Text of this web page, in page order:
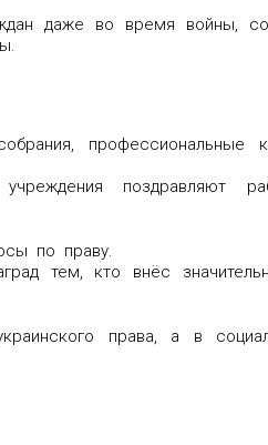
даже во время войны,
профессиональные
поздравляют
по праву.
тем, кто внёс
права, а в